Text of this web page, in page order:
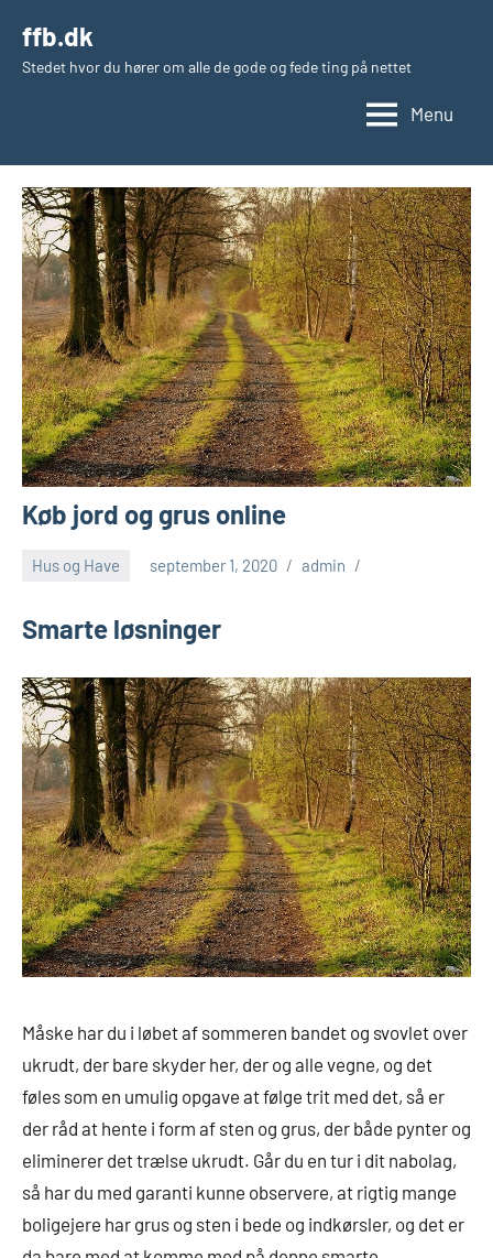
indhold
ffb.dk
Stedet hvor du hører om alle de gode og fede ting på nettet
Menu
Køb jord og grus online
Hus og Have september 1, 2020 admin
Smarte løsninger
Måske har du i løbet af sommeren bandet og svovlet over
ukrudt, der bare skyder her, der og alle vegne, og det
føles som en umulig opgave at følge trit med det, så er
der råd at hente i form af sten og grus, der både pynter og
eliminerer det trælse ukrudt. Går du en tur i dit nabolag,
så har du med garanti kunne observere, at rigtig mange
boligejere har grus og sten i bede og indkørsler, og det er